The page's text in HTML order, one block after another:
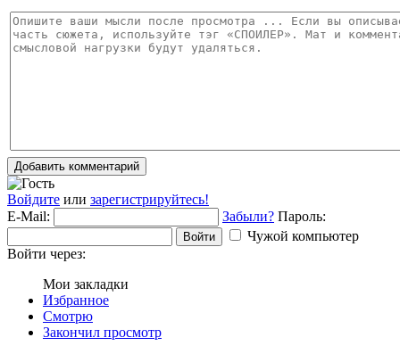
Добавить комментарий
Войдите или зарегистрируйтесь!
E-Mail:
Забыли? Пароль:
Войти
Чужой компьютер
Войти через:
Мои закладки
Избранное
Смотрю
Закончил просмотр